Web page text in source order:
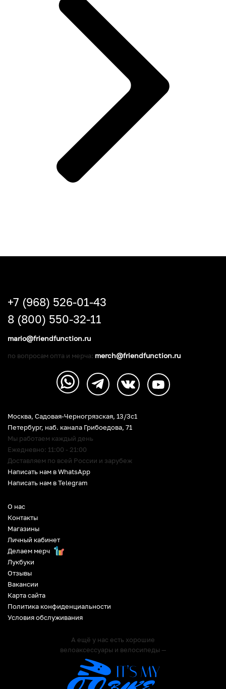
О нас
Контакты
Магазины
Личный кабинет
Делаем мерч
Лукбуки
Отзывы
Вакансии
Карта сайта
Политика конфиденциальности
Условия обслуживания
А ещё у нас есть хорошие
велоаксессуары и велосипеды —
Москва, Садовая-Черногрязская, 13/3c1
Петербург, наб. канала Грибоедова, 71
Мы работаем каждый день
Ежедневно: 11:00 - 21:00
Доставляем по всей России и зарубеж
Написать нам в WhatsApp
Написать нам в Telegram
+7 (968) 526-01-43
8 (800) 550-32-11
mario@friendfunction.ru
по вопросам опта и мерча: merch@friendfunction.ru